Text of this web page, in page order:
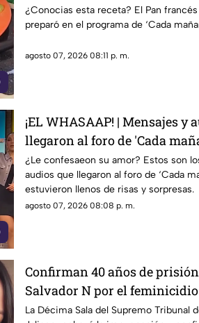
¿Conocias esta receta? El Pan
preparó en el programa de ‘Cada
agosto 07, 2026 08:11 p. m.
¡EL WHASAAP! | Mensajes y
llegaron al foro de 'Cada
1
¿Le confesaeon su amor? Estos son
audios que llegaron al foro de ‘Cada
estuvieron llenos de risas y sorpresas.
agosto 07, 2026 08:08 p. m.
Confirman 40 años de
Salvador N por el
Urteaga
La Décima Sala del Supremo Tribunal